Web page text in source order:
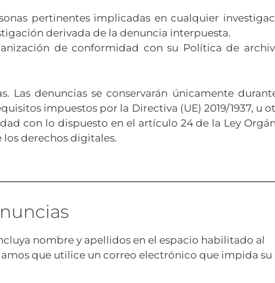
pertinentes implicadas en cualquier
derivada de la denuncia interpuesta.
de conformidad con su Política de
Las denuncias se conservarán únicamente
impuestos por la Directiva (UE) 2019/1937, u
con lo dispuesto en el artículo 24 de la Ley
los derechos digitales.
nombre y apellidos en el espacio habilitado al
que utilice un correo electrónico que impida su